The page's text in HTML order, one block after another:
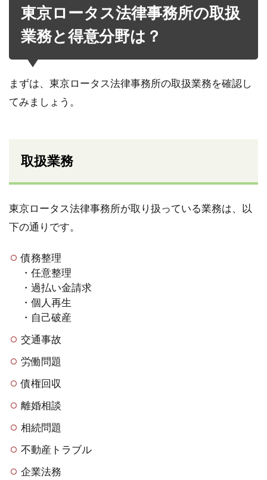
東京ロータス法律事務所の取扱
業務と得意分野は？
まずは、東京ロータス法律事務所の取扱業務を確認し
てみましょう。
取扱業務
東京ロータス法律事務所が取り扱っている業務は、以
下の通りです。
債務整理
・任意整理
・過払い金請求
・個人再生
・自己破産
交通事故
労働問題
債権回収
離婚相談
相続問題
不動産トラブル
企業法務